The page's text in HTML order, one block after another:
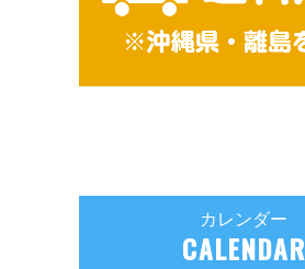
カレンダー
CALENDAR